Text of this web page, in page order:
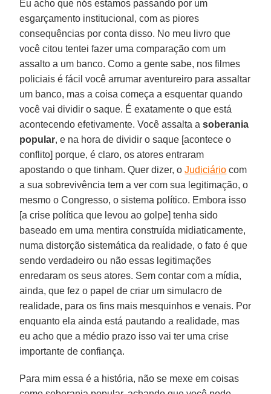
Eu acho que nós estamos passando por um
esgarçamento institucional, com as piores
consequências por conta disso. No meu livro que
você citou tentei fazer uma comparação com um
assalto a um banco. Como a gente sabe, nos filmes
policiais é fácil você arrumar aventureiro para assaltar
um banco, mas a coisa começa a esquentar quando
você vai dividir o saque. É exatamente o que está
acontecendo efetivamente. Você assalta asoberania
popular, e na hora de dividir o saque [acontece o
conflito] porque, é claro, os atores entraram
apostando o que tinham. Quer dizer, oJudiciário com
a sua sobrevivência tem a ver com sua legitimação, o
mesmo o Congresso, o sistema político. Embora isso
[a crise política que levou ao golpe] tenha sido
baseado em uma mentira construída midiaticamente,
numa distorção sistemática da realidade, o fato é que
sendo verdadeiro ou não essas legitimações
enredaram os seus atores. Sem contar com a mídia,
ainda, que fez o papel de criar um simulacro de
realidade, para os fins mais mesquinhos e venais. Por
enquanto ela ainda está pautando a realidade, mas
eu acho que a médio prazo isso vai ter uma crise
importante de confiança.
Para mim essa é a história, não se mexe em coisas